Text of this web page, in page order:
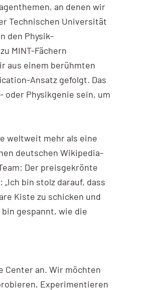
an denen wir
Technischen Universität
den Physik-
MINT-Fächern
aus einem berühmten
Ansatz gefolgt. Das
Physikgenie sein, um
weltweit mehr als eine
deutschen Wikipedia-
Der preisgekrönte
bin stolz darauf, dass
Kiste zu schicken und
gespannt, wie die
Center an. Wir möchten
Experimentieren